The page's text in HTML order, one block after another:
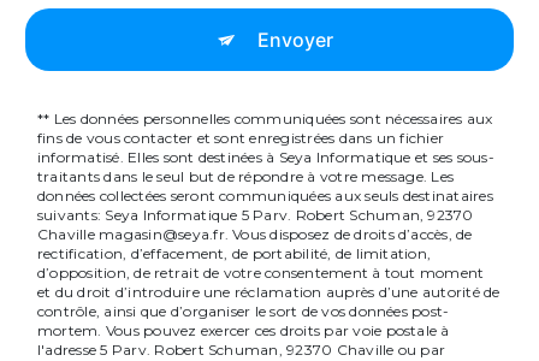
Envoyer
** Les données personnelles communiquées sont nécessaires aux
fins de vous contacter et sont enregistrées dans un fichier
informatisé. Elles sont destinées à Seya Informatique et ses sous-
traitants dans le seul but de répondre à votre message. Les
données collectées seront communiquées aux seuls destinataires
suivants: Seya Informatique 5 Parv. Robert Schuman, 92370
Chaville magasin@seya.fr. Vous disposez de droits d’accès, de
rectification, d’effacement, de portabilité, de limitation,
d’opposition, de retrait de votre consentement à tout moment
et du droit d’introduire une réclamation auprès d’une autorité de
contrôle, ainsi que d’organiser le sort de vos données post-
mortem. Vous pouvez exercer ces droits par voie postale à
l'adresse 5 Parv. Robert Schuman, 92370 Chaville ou par